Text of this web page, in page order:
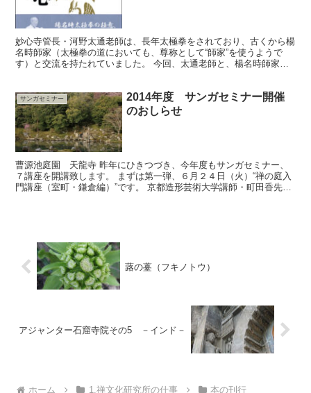
妙心寺管長・河野太通老師は、長年太極拳をされており、古くから楊
名時師家（太極拳の道においても、尊称として“師家”を使うようで
す）と交流を持たれていました。 今回、太通老師と、楊名時師家の
サンガセミナー
2014年度 サンガセミナー開催
のおしらせ
曹源池庭園 天龍寺 昨年にひきつづき、今年度もサンガセミナー、
７講座を開講致します。 まずは第一弾、６月２４日（火）“禅の庭入
門講座（室町・鎌倉編）”です。 京都造形芸術大学講師・町田香先生
蕗の薹（フキノトウ）
アジャンター石窟寺院その5 －インド－
ホーム 1.禅文化研究所の仕事 本の刊行